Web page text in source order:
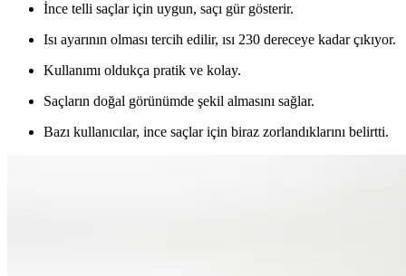
İnce telli saçlar için uygun, saçı gür gösterir.
Isı ayarının olması tercih edilir, ısı 230 dereceye kadar çıkıyor.
Kullanımı oldukça pratik ve kolay.
Saçların doğal görünümde şekil almasını sağlar.
Bazı kullanıcılar, ince saçlar için biraz zorlandıklarını belirtti.